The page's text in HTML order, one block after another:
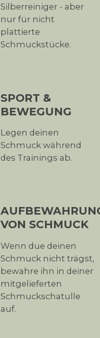
Silberreiniger - aber
nur für nicht
plattierte
Schmuckstücke.
SPORT &
BEWEGUNG
Legen deinen
Schmuck während
des Trainings ab.
VON SCHMUCK
Wenn due deinen
Schmuck nicht trägst,
bewahre ihn in deiner
mitgelieferten
Schmuckschatulle
auf.